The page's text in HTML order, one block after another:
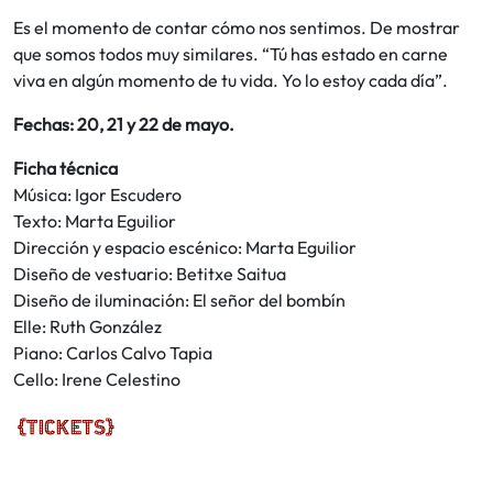
Es el momento de contar cómo nos sentimos. De mostrar
que somos todos muy similares. “Tú has estado en carne
viva en algún momento de tu vida. Yo lo estoy cada día”.
Fechas: 20, 21 y 22 de mayo.
Ficha técnica
Música: Igor Escudero
Texto: Marta Eguilior
Dirección y espacio escénico: Marta Eguilior
Diseño de vestuario: Betitxe Saitua
Diseño de iluminación: El señor del bombín
Elle: Ruth González
Piano: Carlos Calvo Tapia
Cello: Irene Celestino